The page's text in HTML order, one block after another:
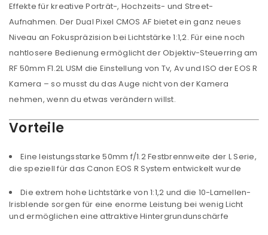
Effekte für kreative Porträt-, Hochzeits- und Street-
Aufnahmen. Der Dual Pixel CMOS AF bietet ein ganz neues
Niveau an Fokuspräzision bei Lichtstärke 1:1,2. Für eine noch
nahtlosere Bedienung ermöglicht der Objektiv-Steuerring am
RF 50mm F1.2L USM die Einstellung von Tv, Av und ISO der EOS R
Kamera – so musst du das Auge nicht von der Kamera
nehmen, wenn du etwas verändern willst.
Vorteile
Eine leistungsstarke 50mm f/1.2 Festbrennweite der L Serie,
die speziell für das Canon EOS R System entwickelt wurde
Die extrem hohe Lichtstärke von 1:1,2 und die 10-Lamellen-
Irisblende sorgen für eine enorme Leistung bei wenig Licht
und ermöglichen eine attraktive Hintergrundunschärfe